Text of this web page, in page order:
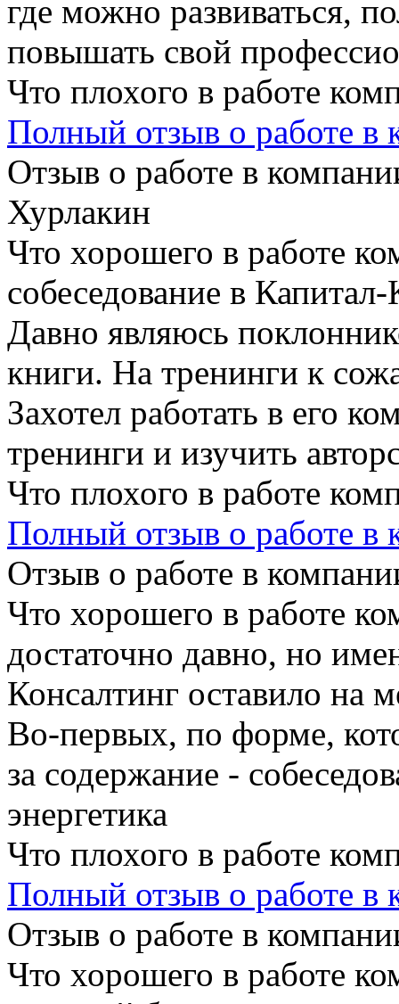
где можно развиваться,
повышать свой
Что плохого в работе
Полный отзыв о работе в
Отзыв о работе в
Хурлакин
Что хорошего в работе
собеседование в
Давно являюсь
книги. На тренинги к
Захотел работать в его
тренинги и изучить
Что плохого в работе
Полный отзыв о работе в
Отзыв о работе в
Что хорошего в работе
достаточно давно, но
Консалтинг оставило на
Во-первых, по форме,
за содержание -
энергетика
Что плохого в работе
Полный отзыв о работе в
Отзыв о работе в
Что хорошего в работе